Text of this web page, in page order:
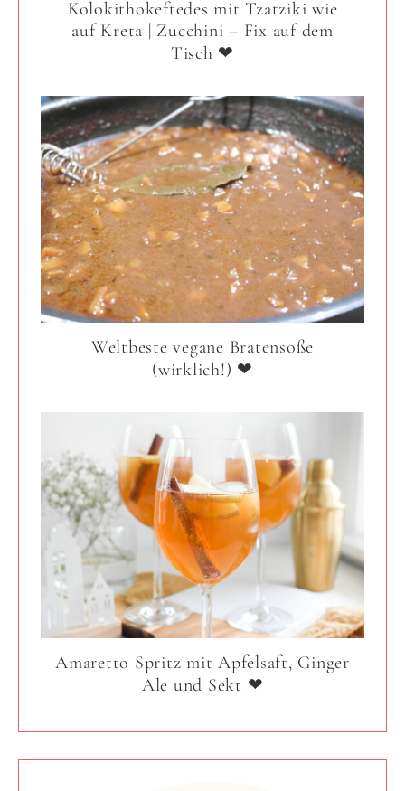
Kolokithokeftedes mit Tzatziki wie
auf Kreta | Zucchini – Fix auf dem
Tisch ❤
Weltbeste vegane Bratensoße
(wirklich!) ❤
Amaretto Spritz mit Apfelsaft, Ginger
Ale und Sekt ❤